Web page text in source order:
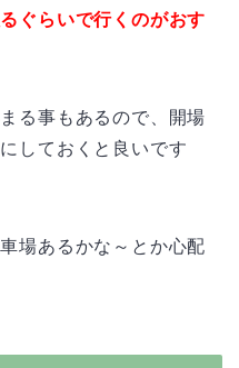
ぐらいで行くのがおす
る事もあるので、開場
しておくと良いです
場あるかな～とか心配